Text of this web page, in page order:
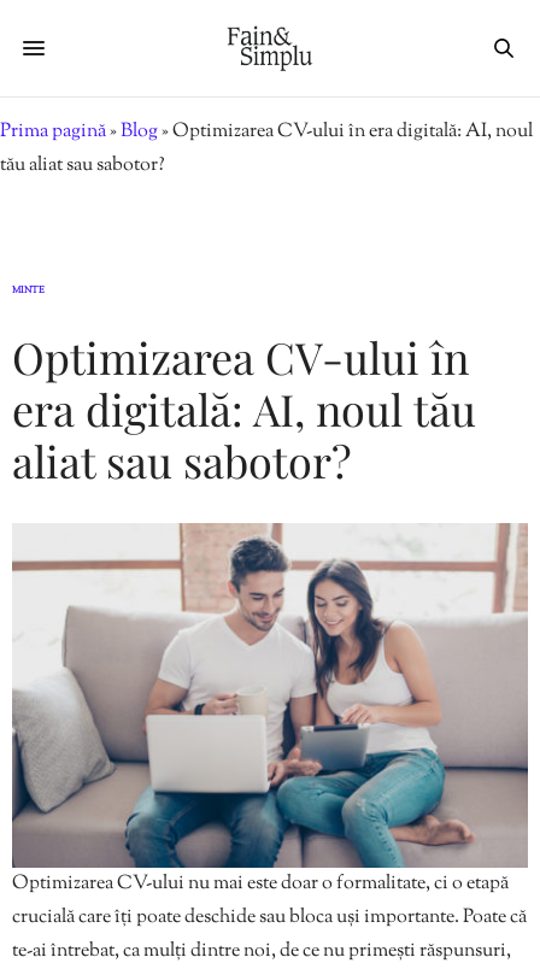
Prima pagină»Blog»Optimizarea CV-ului în era digitală: AI, noul
tău aliat sau sabotor?
MINTE
Optimizarea CV-ului în
era digitală: AI, noul tău
aliat sau sabotor?
Optimizarea CV-ului nu mai este doar o formalitate, ci o etapă
crucială care îți poate deschide sau bloca uși importante. Poate că
te-ai întrebat, ca mulți dintre noi, de ce nu primești răspunsuri,